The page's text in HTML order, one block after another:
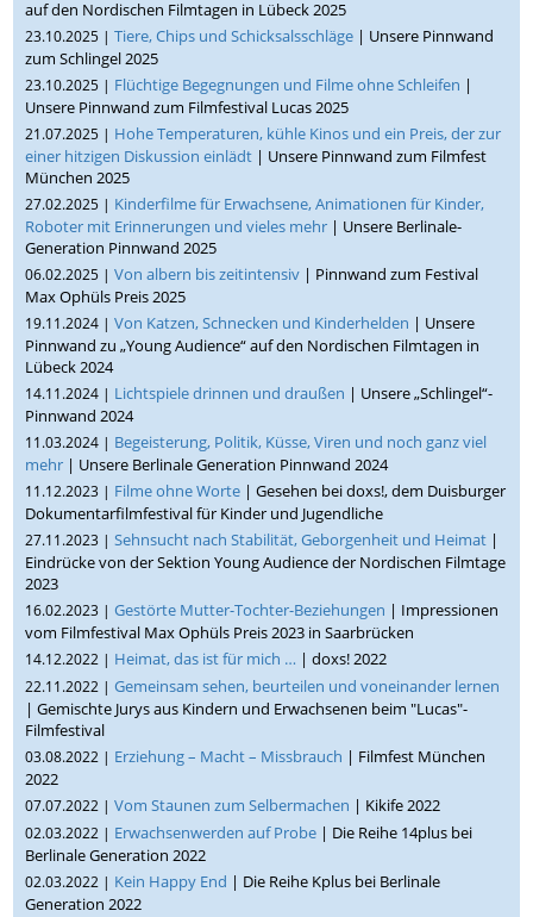
auf den Nordischen Filmtagen in Lübeck 2025
23.10.2025 |Tiere, Chips und Schicksalsschläge | Unsere Pinnwand
zum Schlingel 2025
23.10.2025 | Flüchtige Begegnungen und Filme ohne Schleifen |
Unsere Pinnwand zum Filmfestival Lucas 2025
21.07.2025 | Hohe Temperaturen, kühle Kinos und ein Preis, der zur
einer hitzigen Diskussion einlädt | Unsere Pinnwand zum Filmfest
München 2025
27.02.2025 | Kinderfilme für Erwachsene, Animationen für Kinder,
Roboter mit Erinnerungen und vieles mehr | Unsere Berlinale-
Generation Pinnwand 2025
06.02.2025 |Von albern bis zeitintensiv | Pinnwand zum Festival
Max Ophüls Preis 2025
19.11.2024 |Von Katzen, Schnecken und Kinderhelden | Unsere
Pinnwand zu „Young Audience“ auf den Nordischen Filmtagen in
Lübeck 2024
14.11.2024 | Lichtspiele drinnen und draußen | Unsere „Schlingel“-
Pinnwand 2024
11.03.2024 | Begeisterung, Politik, Küsse, Viren und noch ganz viel
mehr | Unsere Berlinale Generation Pinnwand 2024
11.12.2023 | Filme ohne Worte | Gesehen bei doxs!, dem Duisburger
Dokumentarfilmfestival für Kinder und Jugendliche
27.11.2023 |Sehnsucht nach Stabilität, Geborgenheit und Heimat |
Eindrücke von der Sektion Young Audience der Nordischen Filmtage
2023
16.02.2023 |Gestörte Mutter-Tochter-Beziehungen | Impressionen
vom Filmfestival Max Ophüls Preis 2023 in Saarbrücken
14.12.2022 | Heimat, das ist für mich … | doxs! 2022
22.11.2022 |Gemeinsam sehen, beurteilen und voneinander lernen
| Gemischte Jurys aus Kindern und Erwachsenen beim "Lucas"-
Filmfestival
03.08.2022 | Erziehung – Macht – Missbrauch | Filmfest München
2022
07.07.2022 |Vom Staunen zum Selbermachen | Kikife 2022
02.03.2022 | Erwachsenwerden auf Probe | Die Reihe 14plus bei
Berlinale Generation 2022
02.03.2022 | Kein Happy End | Die Reihe Kplus bei Berlinale
Generation 2022